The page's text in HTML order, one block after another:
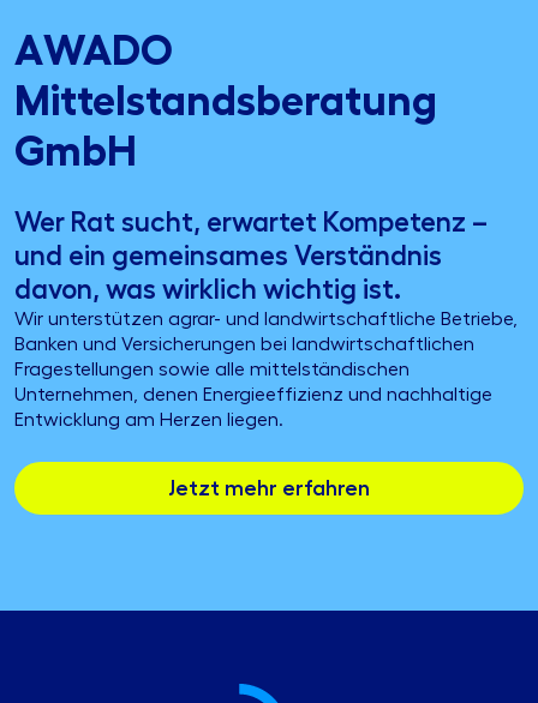
AWADO
Mittelstandsberatung
GmbH
Wer Rat sucht, erwartet Kompetenz –
und ein gemeinsames Verständnis
davon, was wirklich wichtig ist.
Wir unterstützen agrar- und landwirtschaftliche Betriebe,
Banken und Versicherungen bei landwirtschaftlichen
Fragestellungen sowie alle mittelständischen
Unternehmen, denen Energieeffizienz und nachhaltige
Entwicklung am Herzen liegen.
Jetzt mehr erfahren